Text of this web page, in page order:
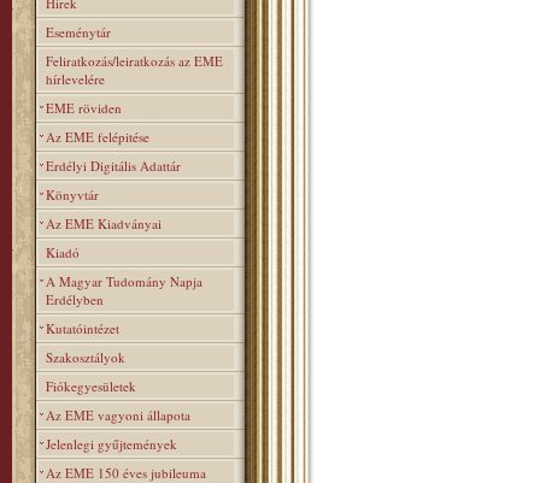
Eseménytár
Feliratkozás/leiratkozás az EME
hírlevelére
EME röviden
Az EME felépitése
Erdélyi Digitális Adattár
Könyvtár
Az EME Kiadványai
Kiadó
A Magyar Tudomány Napja
Erdélyben
Kutatóintézet
Szakosztályok
Fiókegyesületek
Az EME vagyoni állapota
Jelenlegi gyűjtemények
Az EME 150 éves jubileuma